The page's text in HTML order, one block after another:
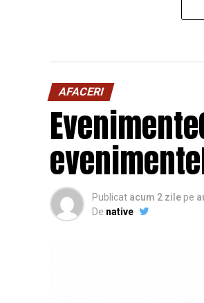
AFACERI
Publicat acum 2 zile pe
De native